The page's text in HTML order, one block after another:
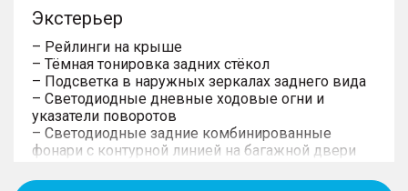
Экстерьер
– Рейлинги на крыше
– Тёмная тонировка задних стёкол
– Подсветка в наружных зеркалах заднего вида
– Светодиодные дневные ходовые огни и
указатели поворотов
– Светодиодные задние комбинированные
фонари с контурной линией на багажной двери
– Светодиодные фары ближнего и дальнего